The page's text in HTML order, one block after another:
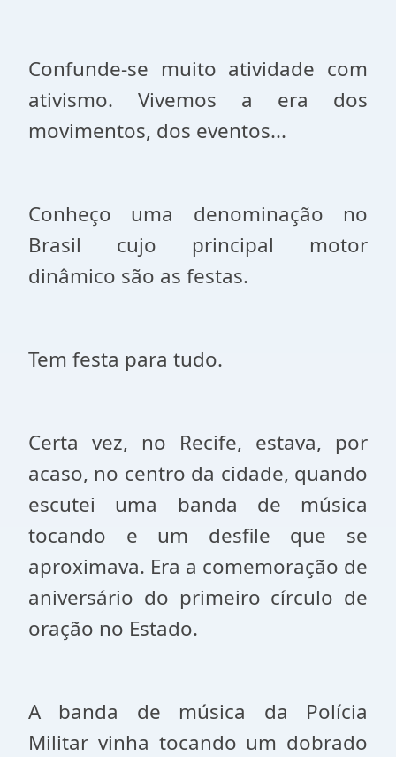
Confunde-se muito atividade com
ativismo. Vivemos a era dos
movimentos, dos eventos...
Conheço uma denominação no
Brasil cujo principal motor
dinâmico são as festas.
Tem festa para tudo.
Certa vez, no Recife, estava, por
acaso, no centro da cidade, quando
escutei uma banda de música
tocando e um desfile que se
aproximava. Era a comemoração de
aniversário do primeiro círculo de
oração no Estado.
A banda de música da Polícia
Militar vinha tocando um dobrado